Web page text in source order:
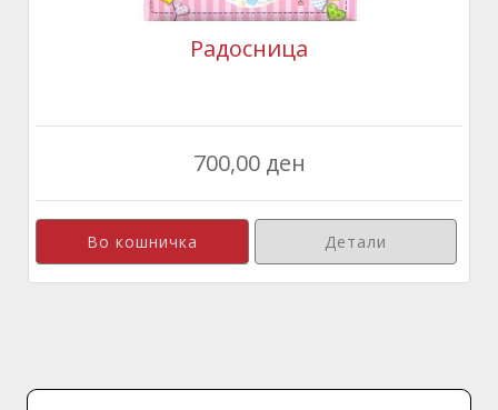
Радосница
700,00 ден
Детали